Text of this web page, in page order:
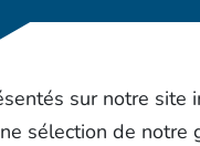
sur notre site
sélection de notre